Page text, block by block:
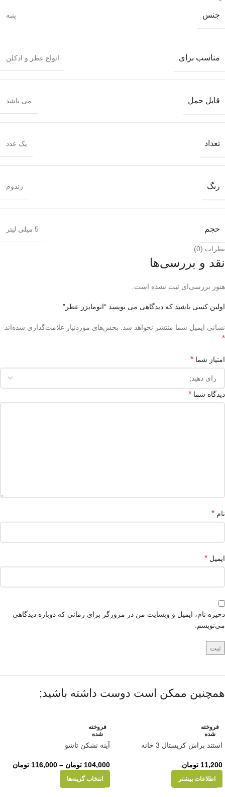
جنس پنبه
مناسب برای انواع عطر و ادکلن
قابل حمل می باشد
تعداد یک عدد
رنگ رندوم
حجم 5 میلی لیتر
نظرات (0)
نقد و بررسی‌ها
هنوز بررسی‌ای ثبت نشده است.
اولین کسی باشید که دیدگاهی می نویسد “اتومایزر عطر”
نشانی ایمیل شما منتشر نخواهد شد. بخش‌های موردنیاز علامت‌گذاری شده‌اند
*
امتیاز شما *
دیدگاه شما *
نام *
ایمیل *
ذخیره نام، ایمیل و وبسایت من در مرورگر برای زمانی که دوباره دیدگاهی
می‌نویسم.
همچنین ممکن است دوست داشته باشید;
فروخته
شده
استند براش کریستال 3 خانه
11,200 تومان
اطلاعات بیشتر
فروخته
شده
آینه نشکن تاشو
104,000 تومان –
116,000 تومان
انتخاب گزینه‌ها